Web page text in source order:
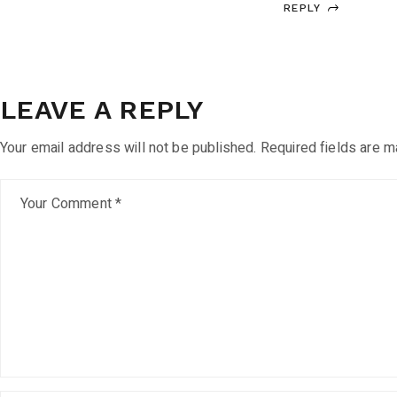
REPLY
LEAVE A REPLY
Your email address will not be published. Required fields are